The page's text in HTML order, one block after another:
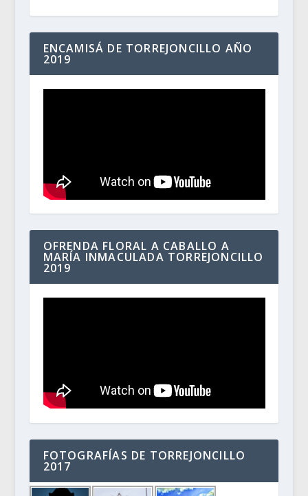
ENCAMISÁ DE TORREJONCILLO AÑO
2019
OFRENDA FLORAL A CABALLO A
MARÍA INMACULADA TORREJONCILLO
2019
FOTOGRAFÍAS DE TORREJONCILLO
2017